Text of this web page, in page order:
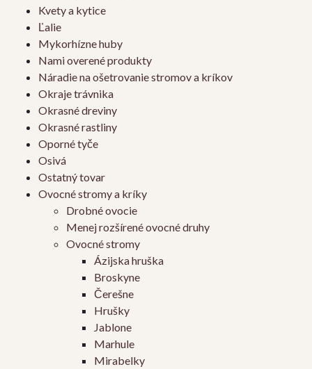
Kvety a kytice
Ľalie
Mykorhízne huby
Nami overené produkty
Náradie na ošetrovanie stromov a kríkov
Okraje trávnika
Okrasné dreviny
Okrasné rastliny
Oporné tyče
Osivá
Ostatný tovar
Ovocné stromy a kríky
Drobné ovocie
Menej rozšírené ovocné druhy
Ovocné stromy
Ázijska hruška
Broskyne
Čerešne
Hrušky
Jablone
Marhule
Mirabelky